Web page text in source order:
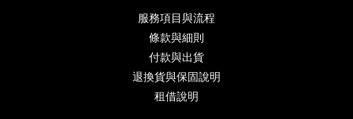
服務項目與流程
條款與細則
付款與出貨
退換貨與保固說明
租借說明